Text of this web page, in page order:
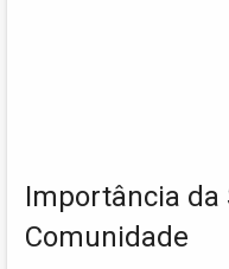
Importância da
Comunidade